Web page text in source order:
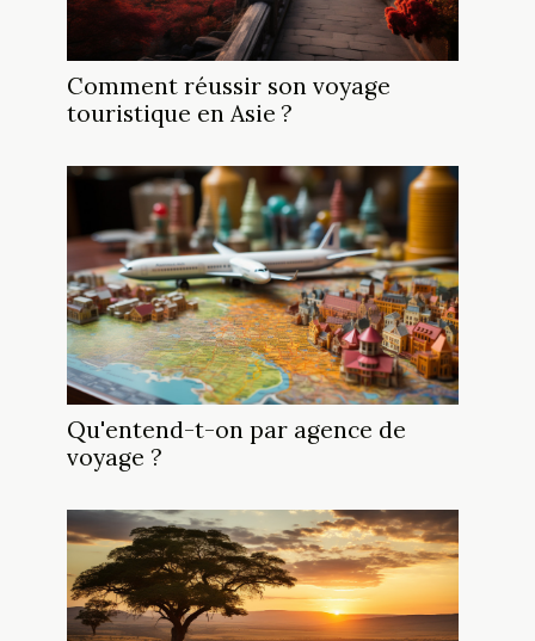
Comment réussir son voyage
touristique en Asie ?
Qu'entend-t-on par agence de
voyage ?